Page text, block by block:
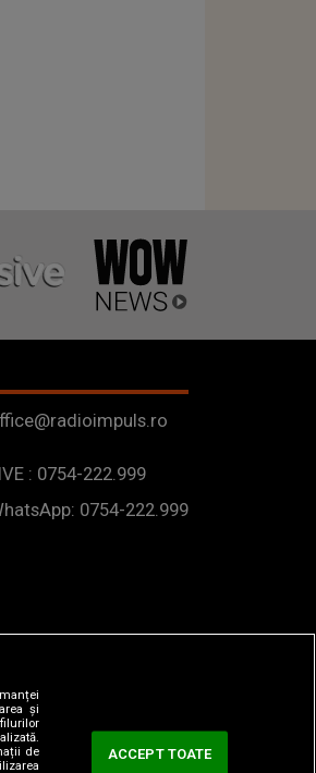
: 0754-222.999
0754-222.999
și
de
ACCEPT TOATE